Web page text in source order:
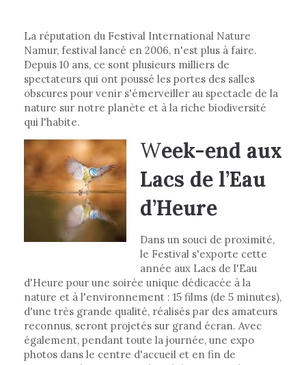
La réputation du Festival International Nature
Namur, festival lancé en 2006, n'est plus à faire.
Depuis 10 ans, ce sont plusieurs milliers de
spectateurs qui ont poussé les portes des salles
obscures pour venir s'émerveiller au spectacle de la
nature sur notre planète et à la riche biodiversité
qui l'habite.
Week-end aux
Lacs de l’Eau
d’Heure
Dans un souci de proximité,
le Festival s'exporte cette
année aux Lacs de l'Eau
d'Heure pour une soirée unique dédicacée à la
nature et à l'environnement : 15 films (de 5 minutes),
d'une très grande qualité, réalisés par des amateurs
reconnus, seront projetés sur grand écran. Avec
également, pendant toute la journée, une expo
photos dans le centre d'accueil et en fin de